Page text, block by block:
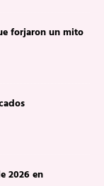
forjaron un mito
2026 en